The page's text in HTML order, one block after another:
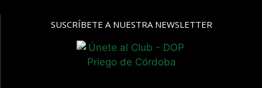
SUSCRÍBETE A NUESTRA NEWSLETTER